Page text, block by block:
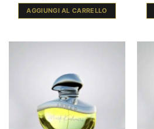
AGGIUNGI AL CARRELLO